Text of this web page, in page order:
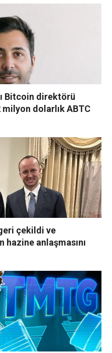
Bitcoin direktörü
dolarlık ABTC
çekildi ve
hazine anlaşmasını